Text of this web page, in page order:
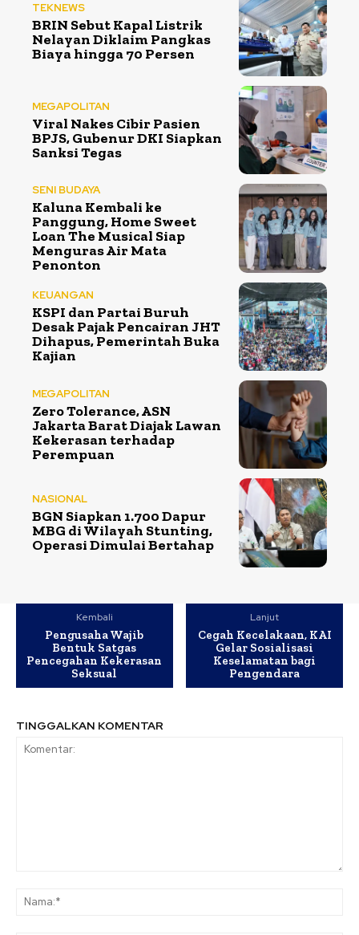
TEKNEWS
BRIN Sebut Kapal Listrik
Nelayan Diklaim Pangkas
Biaya hingga 70 Persen
MEGAPOLITAN
Viral Nakes Cibir Pasien
BPJS, Gubenur DKI Siapkan
Sanksi Tegas
SENI BUDAYA
Kaluna Kembali ke
Panggung, Home Sweet
Loan The Musical Siap
Menguras Air Mata
Penonton
KEUANGAN
KSPI dan Partai Buruh
Desak Pajak Pencairan JHT
Dihapus, Pemerintah Buka
Kajian
MEGAPOLITAN
Zero Tolerance, ASN
Jakarta Barat Diajak Lawan
Kekerasan terhadap
Perempuan
NASIONAL
BGN Siapkan 1.700 Dapur
MBG di Wilayah Stunting,
Operasi Dimulai Bertahap
Kembali
Pengusaha Wajib
Bentuk Satgas
Pencegahan Kekerasan
Seksual
Lanjut
Cegah Kecelakaan, KAI
Gelar Sosialisasi
Keselamatan bagi
Pengendara
TINGGALKAN KOMENTAR